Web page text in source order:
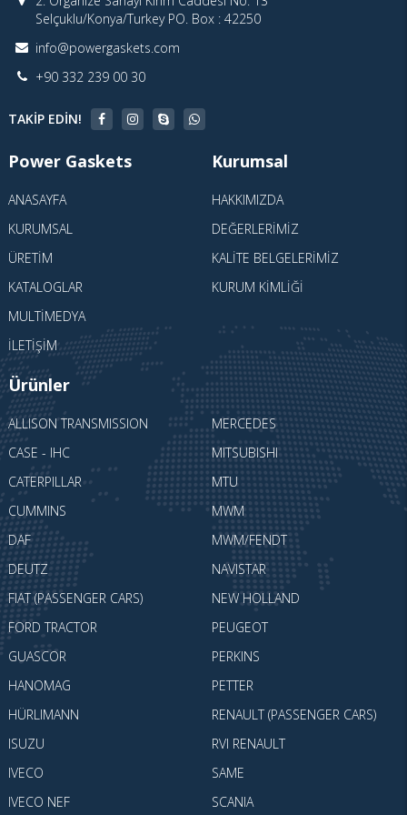
Selçuklu/Konya/Turkey PO. Box : 42250
info@powergaskets.com
+90 332 239 00 30
TAKIP EDIN!
Power Gaskets
ANASAYFA
KURUMSAL
ÜRETIM
KATALOGLAR
MULTIMEDYA
İLETIŞIM
Kurumsal
HAKKIMIZDA
DEĞERLERIMIZ
KALITE BELGELERIMIZ
KURUM KIMLIĞI
Ürünler
ALLISON TRANSMISSION
CASE - IHC
CATERPILLAR
CUMMINS
DAF
DEUTZ
FIAT (PASSENGER CARS)
FORD TRACTOR
GUASCOR
HANOMAG
HÜRLIMANN
ISUZU
IVECO
IVECO NEF
MERCEDES
MITSUBISHI
MTU
MWM
MWM/FENDT
NAVISTAR
NEW HOLLAND
PEUGEOT
PERKINS
PETTER
RENAULT (PASSENGER CARS)
RVI RENAULT
SAME
SCANIA